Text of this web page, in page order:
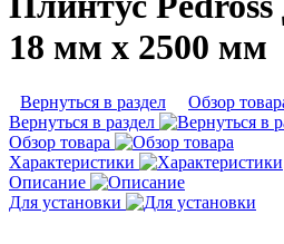
18 мм х 2500 мм
Вернуться в раздел Обзор
Вернуться в раздел
Обзор товара
Характеристики
Описание
Для установки